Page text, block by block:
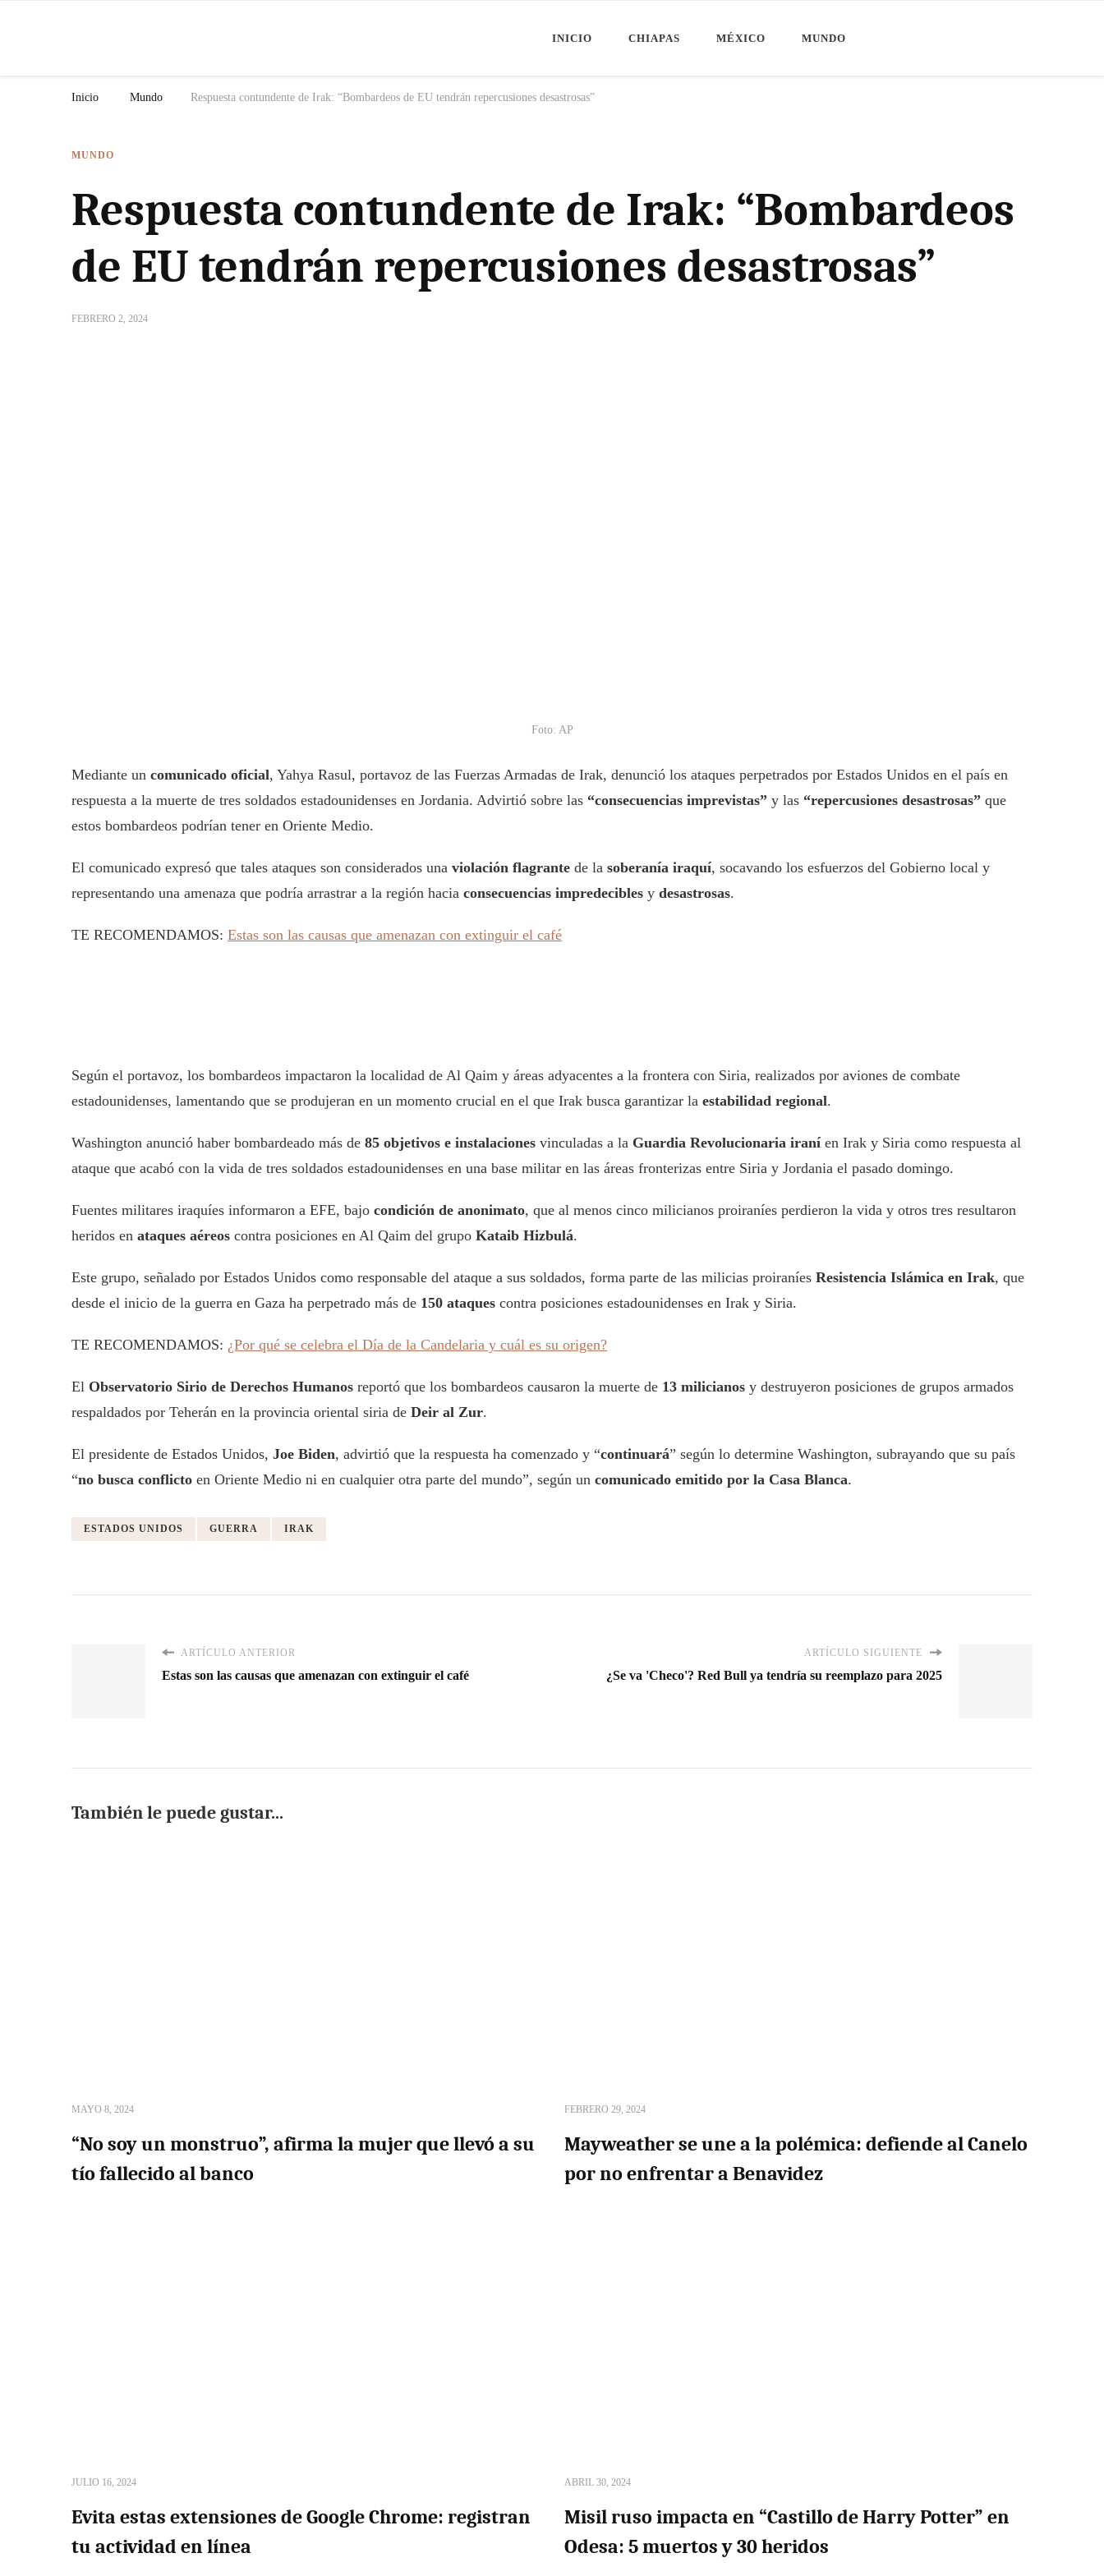
INICIO CHIAPAS MÉXICO MUNDO
Inicio Mundo Respuesta contundente de Irak: “Bombardeos de EU tendrán repercusiones desastrosas”
MUNDO
Respuesta contundente de Irak: “Bombardeos
de EU tendrán repercusiones desastrosas”
FEBRERO 2, 2024
Foto: AP
Mediante un comunicado oficial, Yahya Rasul, portavoz de las Fuerzas Armadas de Irak, denunció los ataques perpetrados por Estados Unidos en el país en
respuesta a la muerte de tres soldados estadounidenses en Jordania. Advirtió sobre las “consecuencias imprevistas” y las “repercusiones desastrosas” que
estos bombardeos podrían tener en Oriente Medio.
El comunicado expresó que tales ataques son considerados una violación flagrante de la soberanía iraquí, socavando los esfuerzos del Gobierno local y
representando una amenaza que podría arrastrar a la región hacia consecuencias impredecibles y desastrosas.
TE RECOMENDAMOS: Estas son las causas que amenazan con extinguir el café
Según el portavoz, los bombardeos impactaron la localidad de Al Qaim y áreas adyacentes a la frontera con Siria, realizados por aviones de combate
estadounidenses, lamentando que se produjeran en un momento crucial en el que Irak busca garantizar la estabilidad regional.
Washington anunció haber bombardeado más de 85 objetivos e instalaciones vinculadas a la Guardia Revolucionaria iraní en Irak y Siria como respuesta al
ataque que acabó con la vida de tres soldados estadounidenses en una base militar en las áreas fronterizas entre Siria y Jordania el pasado domingo.
Fuentes militares iraquíes informaron a EFE, bajo condición de anonimato, que al menos cinco milicianos proiraníes perdieron la vida y otros tres resultaron
heridos en ataques aéreos contra posiciones en Al Qaim del grupo Kataib Hizbulá.
Este grupo, señalado por Estados Unidos como responsable del ataque a sus soldados, forma parte de las milicias proiraníes Resistencia Islámica en Irak, que
desde el inicio de la guerra en Gaza ha perpetrado más de 150 ataques contra posiciones estadounidenses en Irak y Siria.
TE RECOMENDAMOS: ¿Por qué se celebra el Día de la Candelaria y cuál es su origen?
El Observatorio Sirio de Derechos Humanos reportó que los bombardeos causaron la muerte de 13 milicianos y destruyeron posiciones de grupos armados
respaldados por Teherán en la provincia oriental siria de Deir al Zur.
El presidente de Estados Unidos, Joe Biden, advirtió que la respuesta ha comenzado y “continuará” según lo determine Washington, subrayando que su país
“no busca conflicto en Oriente Medio ni en cualquier otra parte del mundo”, según un comunicado emitido por la Casa Blanca.
ESTADOS UNIDOS GUERRA IRAK
ARTÍCULO ANTERIOR
Estas son las causas que amenazan con extinguir el café
ARTÍCULO SIGUIENTE
¿Se va 'Checo'? Red Bull ya tendría su reemplazo para 2025
También le puede gustar...
MAYO 8, 2024
“No soy un monstruo”, afirma la mujer que llevó a su
tío fallecido al banco
FEBRERO 29, 2024
Mayweather se une a la polémica: defiende al Canelo
por no enfrentar a Benavidez
JULIO 16, 2024
Evita estas extensiones de Google Chrome: registran
tu actividad en línea
ABRIL 30, 2024
Misil ruso impacta en “Castillo de Harry Potter” en
Odesa: 5 muertos y 30 heridos